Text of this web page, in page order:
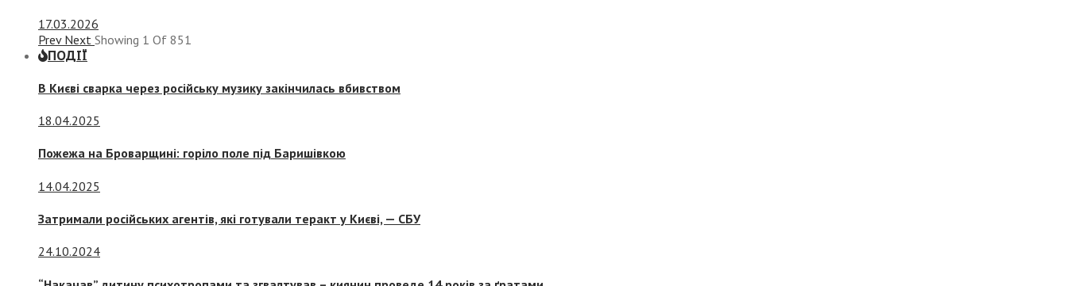
17.03.2026
Prev Next Showing 1 Of 851
ПОДІЇ
В Києві сварка через російську музику закінчилась вбивством
18.04.2025
Пожежа на Броварщині: горіло поле під Баришівкою
14.04.2025
Затримали російських агентів, які готували теракт у Києві, — СБУ
24.10.2024